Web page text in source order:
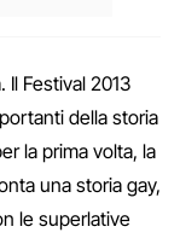
Il Festival 2013
della storia
la prima volta, la
una storia gay,
le superlative